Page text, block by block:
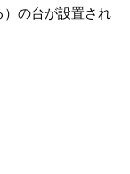
の台が設置され